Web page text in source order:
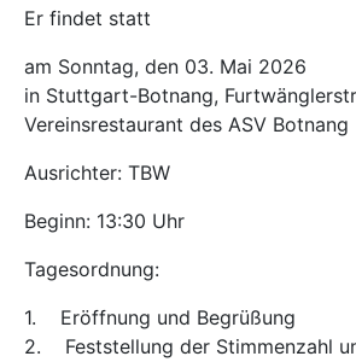
Er findet statt
am Sonntag, den 03. Mai 2026
in Stuttgart-Botnang,
Vereinsrestaurant des ASV
Ausrichter: TBW
Beginn: 13:30 Uhr
Tagesordnung:
1. Eröffnung und Begrüßung
2. Feststellung der Stimmenzahl